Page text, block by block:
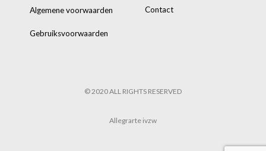
Algemene voorwaarden
Gebruiksvoorwaarden
Contact
© 2020 ALL RIGHTS RESERVED
Allegrarte ivzw